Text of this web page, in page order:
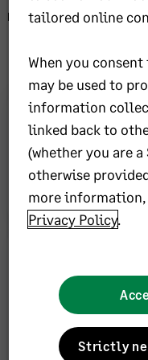
Rechnungswesen
Alle
Durchstöbern Sie alle
Warenwirtschaft.
Hier ansehen
Finden Sie das E-
durch unsere
Hier ansehen
tailored online
When you
may be used to
information
linked back to
(whether you are
otherwise
more
Privacy Policy.
Strictly